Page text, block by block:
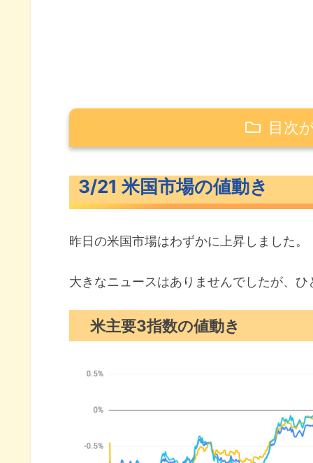
目次
米主要3指数の値動き
S&P500ヒートマップ
セクター別パフォーマンス
S&P500チャート分析
米国市場のトピックス
米国の関税巡る威圧にＥＵ最強
3月の注目イベントについて
3/21 米国市場の値動き
昨日の米国市場はわずかに上昇しました。
大きなニュースはありませんでしたが、
米主要3指数の値動き